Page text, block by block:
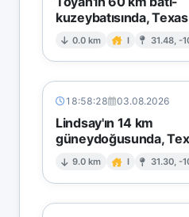
kuzeybatısında, Texas
0.0 km I 31.48, -
18:58:28 03.08.2026
Lindsay'ın 14 km
güneydoğusunda,
9.0 km I 31.30, -